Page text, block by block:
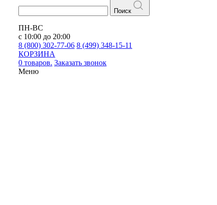
Поиск
ПН-ВС
с 10:00 до 20:00
8 (800) 302-77-06 8 (499) 348-15-11
КОРЗИНА
0 товаров. Заказать звонок
Меню